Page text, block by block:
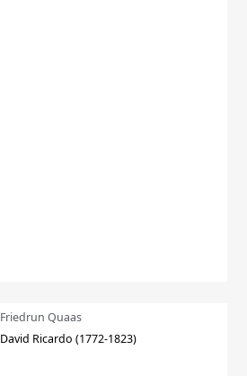
Friedrun Quaas
David Ricardo (1772-1823)